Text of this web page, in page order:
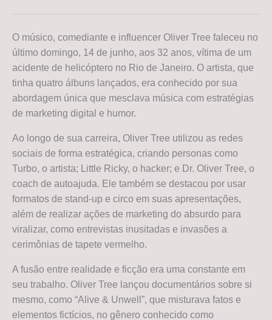
O músico, comediante e influencer Oliver Tree faleceu no
último domingo, 14 de junho, aos 32 anos, vítima de um
acidente de helicóptero no Rio de Janeiro. O artista, que
tinha quatro álbuns lançados, era conhecido por sua
abordagem única que mesclava música com estratégias
de marketing digital e humor.
Ao longo de sua carreira, Oliver Tree utilizou as redes
sociais de forma estratégica, criando personas como
Turbo, o artista; Little Ricky, o hacker; e Dr. Oliver Tree, o
coach de autoajuda. Ele também se destacou por usar
formatos de stand-up e circo em suas apresentações,
além de realizar ações de marketing do absurdo para
viralizar, como entrevistas inusitadas e invasões a
cerimônias de tapete vermelho.
A fusão entre realidade e ficção era uma constante em
seu trabalho. Oliver Tree lançou documentários sobre si
mesmo, como “Alive & Unwell”, que misturava fatos e
elementos fictícios, no gênero conhecido como